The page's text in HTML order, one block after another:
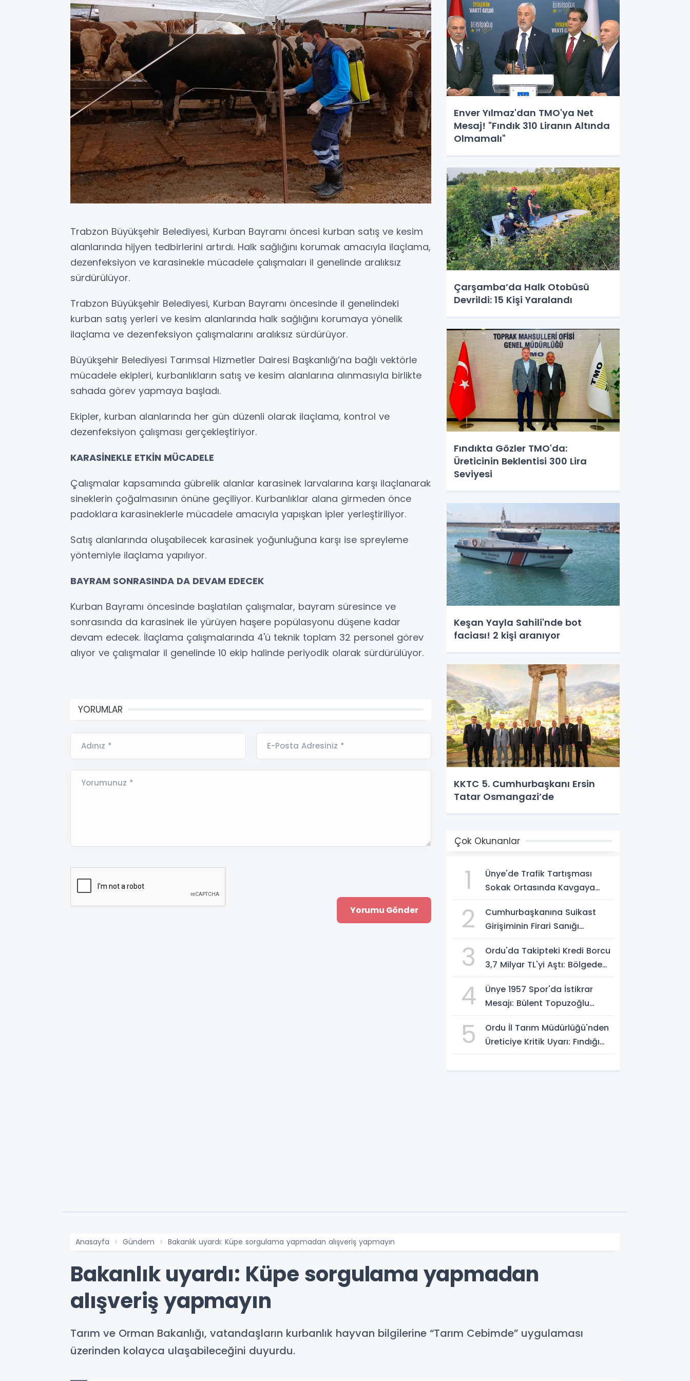
Trabzon Büyükşehir Belediyesi, Kurban Bayramı öncesi kurban satış ve kesim
alanlarında hijyen tedbirlerini artırdı. Halk sağlığını korumak amacıyla ilaçlama,
dezenfeksiyon ve karasinekle mücadele çalışmaları il genelinde aralıksız
sürdürülüyor.
Trabzon Büyükşehir Belediyesi, Kurban Bayramı öncesinde il genelindeki
kurban satış yerleri ve kesim alanlarında halk sağlığını korumaya yönelik
ilaçlama ve dezenfeksiyon çalışmalarını aralıksız sürdürüyor.
Büyükşehir Belediyesi Tarımsal Hizmetler Dairesi Başkanlığı’na bağlı vektörle
mücadele ekipleri, kurbanlıkların satış ve kesim alanlarına alınmasıyla birlikte
sahada görev yapmaya başladı.
Ekipler, kurban alanlarında her gün düzenli olarak ilaçlama, kontrol ve
dezenfeksiyon çalışması gerçekleştiriyor.
KARASİNEKLE ETKİN MÜCADELE
Çalışmalar kapsamında gübrelik alanlar karasinek larvalarına karşı ilaçlanarak
sineklerin çoğalmasının önüne geçiliyor. Kurbanlıklar alana girmeden önce
padoklara karasineklerle mücadele amacıyla yapışkan ipler yerleştiriliyor.
Satış alanlarında oluşabilecek karasinek yoğunluğuna karşı ise spreyleme
yöntemiyle ilaçlama yapılıyor.
BAYRAM SONRASINDA DA DEVAM EDECEK
Kurban Bayramı öncesinde başlatılan çalışmalar, bayram süresince ve
sonrasında da karasinek ile yürüyen haşere popülasyonu düşene kadar
devam edecek. İlaçlama çalışmalarında 4'ü teknik toplam 32 personel görev
alıyor ve çalışmalar il genelinde 10 ekip halinde periyodik olarak sürdürülüyor.
YORUMLAR
Adınız * E-Posta Adresiniz *
Yorumunuz *
Enver Yılmaz'dan TMO'ya Net
Mesaj! "Fındık 310 Liranın Altında
Olmamalı"
Çarşamba’da Halk Otobüsü
Devrildi: 15 Kişi Yaralandı
Fındıkta Gözler TMO'da:
Üreticinin Beklentisi 300 Lira
Seviyesi
Keşan Yayla Sahili'nde bot
faciası! 2 kişi aranıyor
KKTC 5. Cumhurbaşkanı Ersin
Tatar Osmangazi’de
Çok Okunanlar
1
Ünye'de Trafik Tartışması
Sokak Ortasında Kavgaya
2
Cumhurbaşkanına Suikast
Girişiminin Firari Sanığı
3
Ordu'da Takipteki Kredi Borcu
3,7 Milyar TL'yi Aştı: Bölgede
4
Ünye 1957 Spor'da İstikrar
Mesajı: Bülent Topuzoğlu
5
Ordu İl Tarım Müdürlüğü'nden
Üreticiye Kritik Uyarı: Fındığı
Anasayfa Gündem Bakanlık uyardı: Küpe sorgulama yapmadan alışveriş yapmayın
Bakanlık uyardı: Küpe sorgulama yapmadan
alışveriş yapmayın
Tarım ve Orman Bakanlığı, vatandaşların kurbanlık hayvan bilgilerine “Tarım Cebimde” uygulaması
üzerinden kolayca ulaşabileceğini duyurdu.